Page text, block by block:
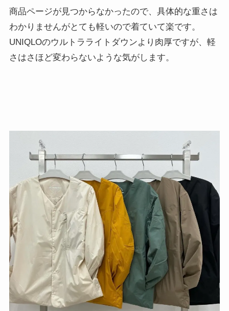
商品ページが見つからなかったので、具体的な重さは
わかりませんがとても軽いので着ていて楽です。
UNIQLOのウルトラライトダウンより肉厚ですが、軽
さはさほど変わらないような気がします。